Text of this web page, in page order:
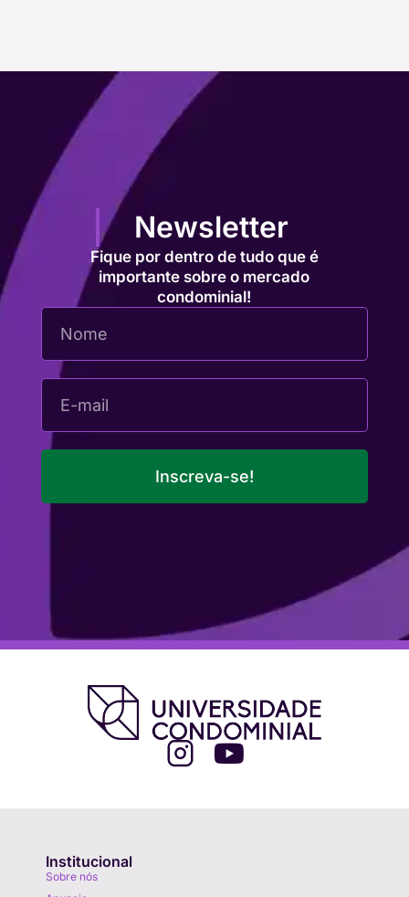
Newsletter
Fique por dentro de tudo que é
importante sobre o mercado
condominial!
Inscreva-se!
Institucional
Sobre nós